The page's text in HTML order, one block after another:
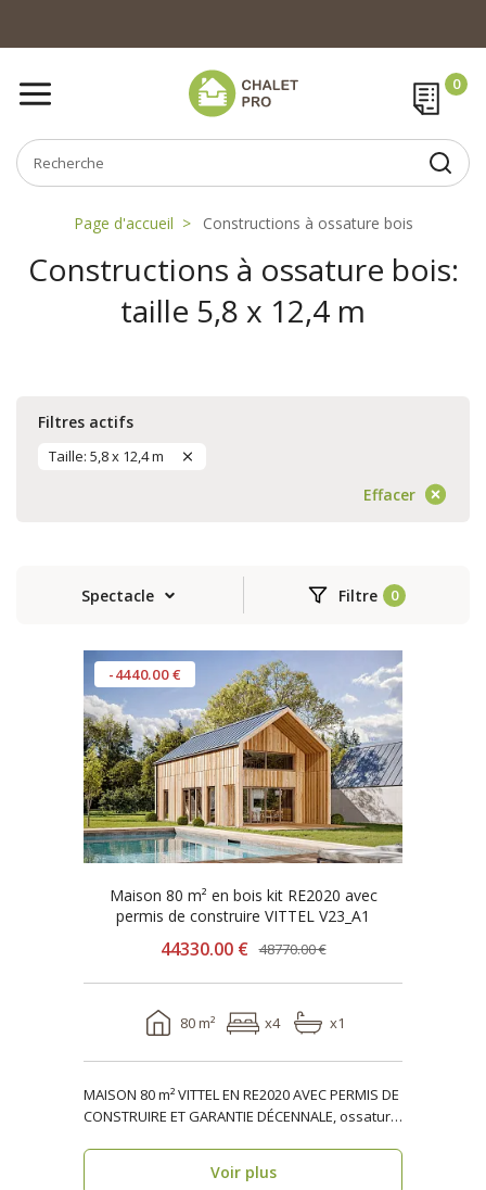
Page d'accueil Constructions à ossature bois
Constructions à ossature bois:
taille 5,8 x 12,4 m
Filtres actifs
Taille: 5,8 x 12,4 m
Effacer
Spectacle Filtre
-4440.00 €
Maison 80 m² en bois kit RE2020 avec
permis de construire VITTEL V23_A1
44330.00 € 48770.00 €
80 m² x4 x1
MAISON 80 m² VITTEL EN RE2020 AVEC PERMIS DE
CONSTRUIRE ET GARANTIE DÉCENNALE, ossature
Voir plus